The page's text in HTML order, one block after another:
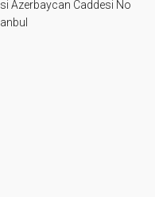
Azerbaycan Caddesi No